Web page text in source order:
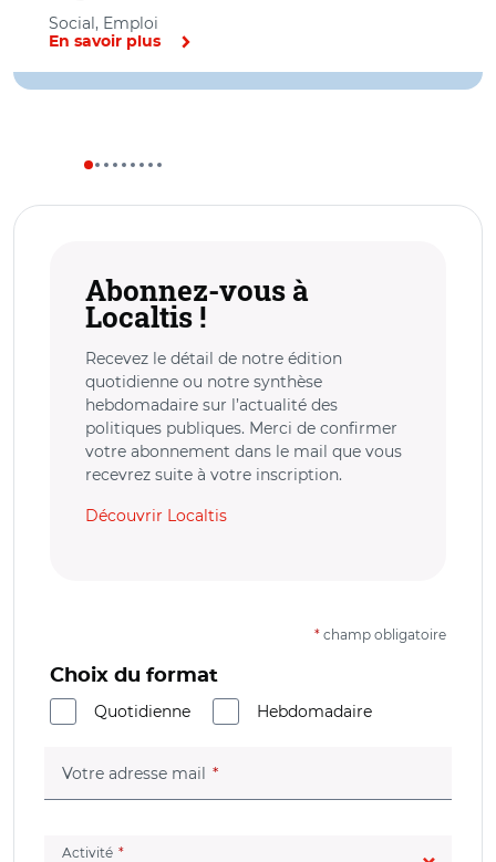
Social, Emploi
En savoir plus
Abonnez-vous à
Localtis !
Recevez le détail de notre édition
quotidienne ou notre synthèse
hebdomadaire sur l’actualité des
politiques publiques. Merci de confirmer
votre abonnement dans le mail que vous
recevrez suite à votre inscription.
Découvrir Localtis
* champ obligatoire
Choix du format
Quotidienne
Hebdomadaire
Votre adresse mail (champ obligatoire)
Activité (champ obligatoire)